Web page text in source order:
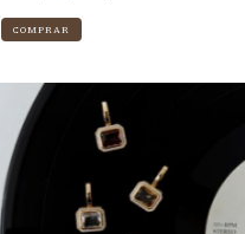
COMPRAR